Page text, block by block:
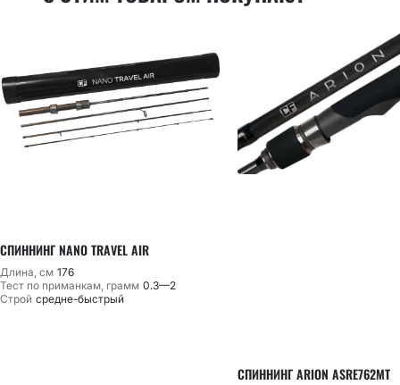
СПИННИНГ NANO TRAVEL AIR
Длина, см 176
Тест по приманкам, грамм 0.3—2
Строй средне-быстрый
СПИННИНГ ARION ASRE762MT